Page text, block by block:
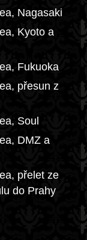
Nagasaki
Kyoto a
Fukuoka
přesun z
Soul
DMZ a
přelet ze
do Prahy